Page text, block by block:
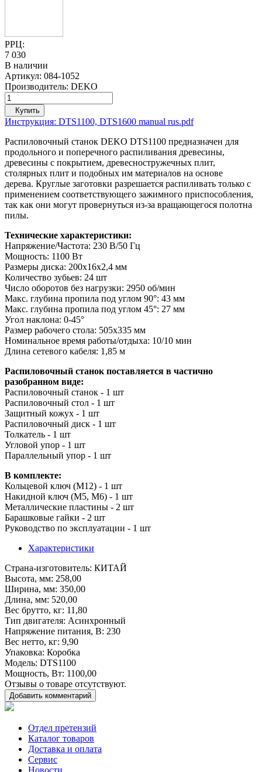
РРЦ:
7 030
В наличии
Артикул: 084-1052
Производитель: DEKO
Купить
Инструкция: DTS1100, DTS1600 manual rus.pdf
Распиловочный станок DEKO DTS1100 предназначен для
продольного и поперечного распиливания древесины,
древесины с покрытием, древесностружечных плит,
столярных плит и подобных им материалов на основе
дерева. Круглые заготовки разрешается распиливать только с
применением соответствующего зажимного приспособления,
так как они могут провернуться из-за вращающегося полотна
пилы.
Технические характеристики:
Напряжение/Частота: 230 В/50 Гц
Мощность: 1100 Вт
Размеры диска: 200х16х2,4 мм
Количество зубьев: 24 шт
Число оборотов без нагрузки: 2950 об/мин
Макс. глубина пропила под углом 90°: 43 мм
Макс. глубина пропила под углом 45°: 27 мм
Угол наклона: 0-45°
Размер рабочего стола: 505х335 мм
Номинальное время работы/отдыха: 10/10 мин
Длина сетевого кабеля: 1,85 м
Распиловочный станок поставляется в частично
разобранном виде:
Распиловочный станок - 1 шт
Распиловочный стол - 1 шт
Защитный кожух - 1 шт
Распиловочный диск - 1 шт
Толкатель - 1 шт
Угловой упор - 1 шт
Параллельный упор - 1 шт
В комплекте:
Кольцевой ключ (М12) - 1 шт
Накидной ключ (М5, М6) - 1 шт
Металлические плаcтины - 2 шт
Барашковые гайки - 2 шт
Руководство по эксплуатации - 1 шт
Характеристики
Страна-изготовитель: КИТАЙ
Высота, мм: 258,00
Ширина, мм: 350,00
Длина, мм: 520,00
Вес брутто, кг: 11,80
Тип двигателя: Асинхронный
Напряжение питания, В: 230
Вес нетто, кг: 9,90
Упаковка: Коробка
Модель: DTS1100
Мощность, Вт: 1100,00
Отзывы о товаре отсутствуют.
Добавить комментарий
Отдел претензий
Каталог товаров
Доставка и оплата
Сервис
Новости